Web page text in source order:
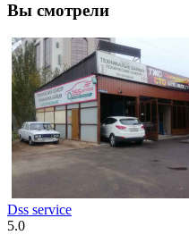
Вы смотрели
Dss service
5.0